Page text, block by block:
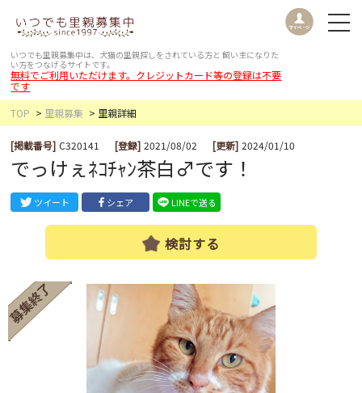
いつでも里親募集中は、犬猫の里親探しをされている方と 飼い主になりた
い方をつなげるサイトです。
無料でご利用いただけます。クレジットカード等の登録は不要
です
TOP
里親募集 里親詳細
[掲載番号] C320141 [登録] 2021/08/02 [更新] 2024/01/10
でっけぇﾈｺﾁｬﾝ茶白♂です！
ツイート シェア LINEで送る
検討する